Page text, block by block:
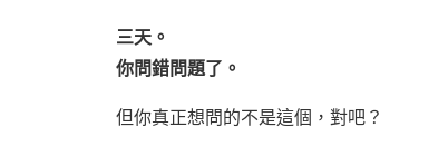
三天。
你問錯問題了。
但你真正想問的不是這個，對吧？